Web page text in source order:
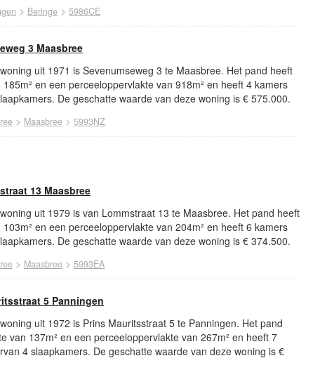
> Beringe > 5986CE
3 Maasbree
uit 1971 is Sevenumseweg 3 te Maasbree. Het pand heeft
en een perceeloppervlakte van 918m² en heeft 4 kamers
De geschatte waarde van deze woning is € 575.000.
> Maasbree > 5993NZ
13 Maasbree
uit 1979 is van Lommstraat 13 te Maasbree. Het pand heeft
en een perceeloppervlakte van 204m² en heeft 6 kamers
De geschatte waarde van deze woning is € 374.500.
> Maasbree > 5993EA
5 Panningen
uit 1972 is Prins Mauritsstraat 5 te Panningen. Het pand
van 137m² en een perceeloppervlakte van 267m² en heeft 7
4 slaapkamers. De geschatte waarde van deze woning is €